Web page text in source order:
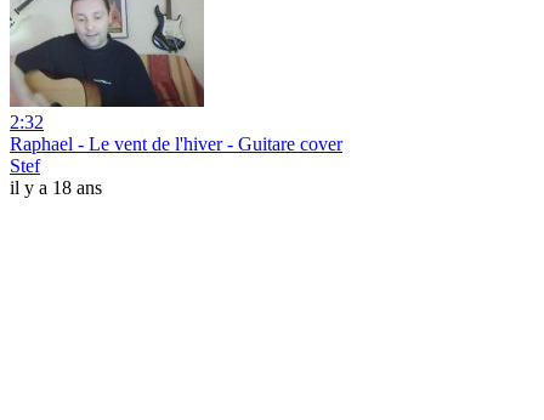
2:32
Raphael - Le vent de l'hiver - Guitare cover
Stef
il y a 18 ans